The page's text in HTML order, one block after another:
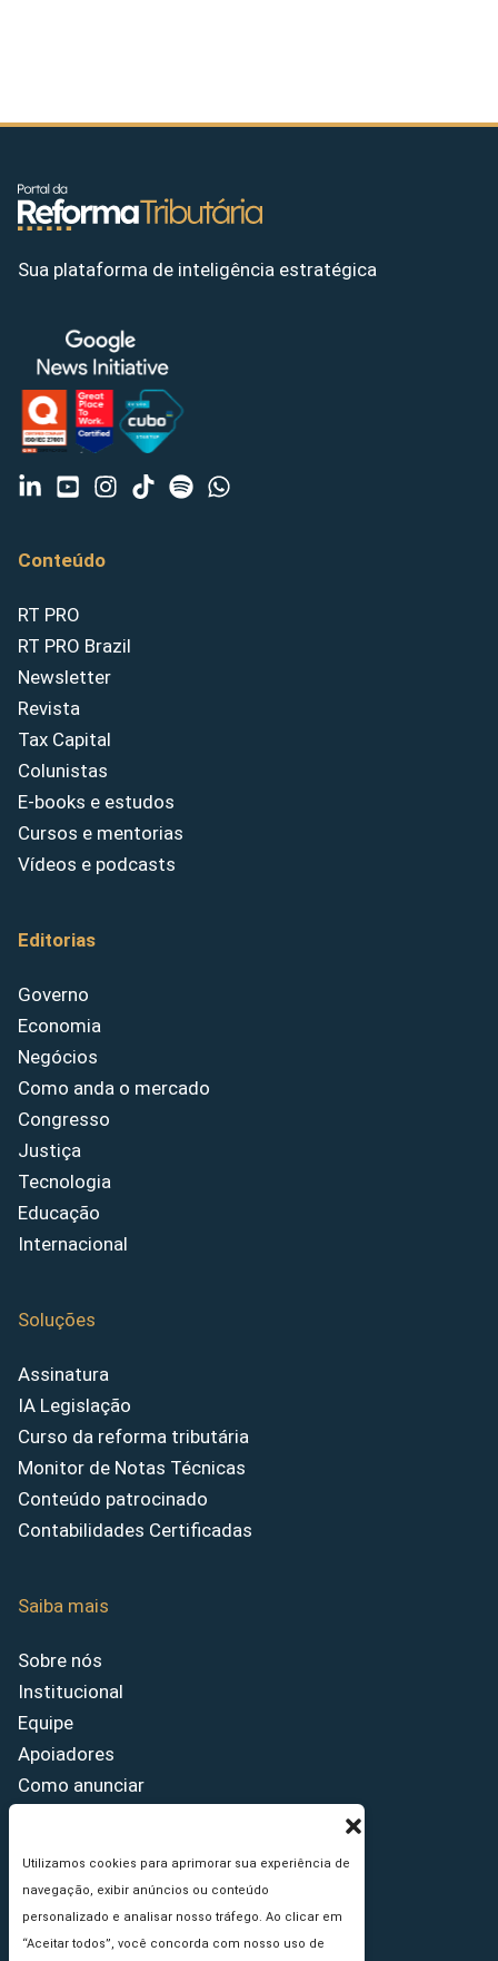
Utilizamos cookies para aprimorar sua experiência de
navegação, exibir anúncios ou conteúdo
personalizado e analisar nosso tráfego. Ao clicar em
“Aceitar todos”, você concorda com nosso uso de
Sua plataforma de inteligência estratégica
Conteúdo
RT PRO
RT PRO Brazil
Newsletter
Revista
Tax Capital
Colunistas
E-books e estudos
Cursos e mentorias
Vídeos e podcasts
Editorias
Governo
Economia
Negócios
Como anda o mercado
Congresso
Justiça
Tecnologia
Educação
Internacional
Soluções
Assinatura
IA Legislação
Curso da reforma tributária
Monitor de Notas Técnicas
Conteúdo patrocinado
Contabilidades Certificadas
Saiba mais
Sobre nós
Institucional
Equipe
Apoiadores
Como anunciar
Princípios Editoriais